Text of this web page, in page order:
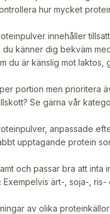
hur mycket
innehåller
känner dig bekväm
du är känslig mot
portion men prioritera
Se gärna vår
anpassade
upptagande protein
och passar bra att inta
Exempelvis ärt-, soja-,
av olika